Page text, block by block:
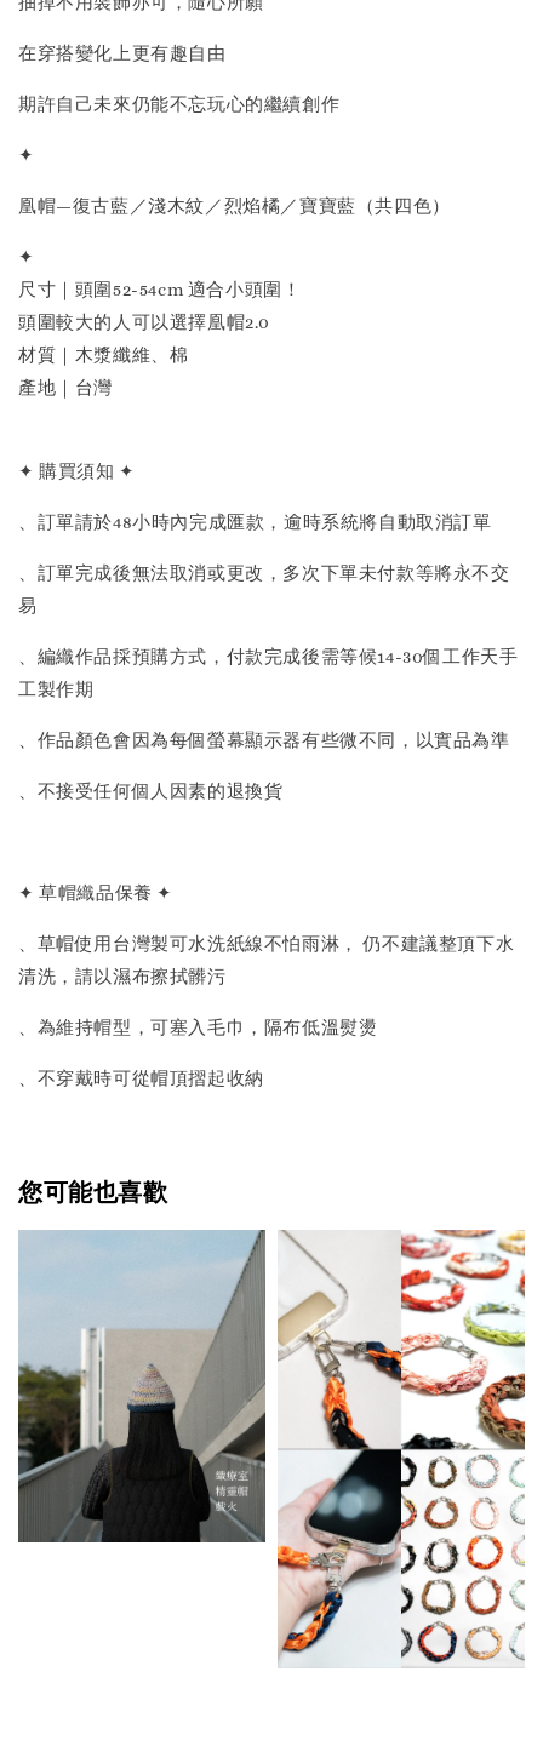
在穿搭變化上更有趣自由
期許自己未來仍能不忘玩心的繼續創作
✦
凰帽—復古藍／淺木紋／烈焰橘／寶寶藍（共四色）
✦
尺寸｜頭圍52-54cm 適合小頭圍！
頭圍較大的人可以選擇凰帽2.0
材質｜木漿纖維、棉
產地｜台灣
✦ 購買須知 ✦
、訂單請於48小時內完成匯款，逾時系統將自動取消訂單
、訂單完成後無法取消或更改，多次下單未付款等將永不交
易
、編織作品採預購方式，付款完成後需等候14-30個工作天手
工製作期
、作品顏色會因為每個螢幕顯示器有些微不同，以實品為準
、不接受任何個人因素的退換貨
✦ 草帽織品保養 ✦
、草帽使用台灣製可水洗紙線不怕雨淋， 仍不建議整頂下水
清洗，請以濕布擦拭髒污
、為維持帽型，可塞入毛巾，隔布低溫熨燙
、不穿戴時可從帽頂摺起收納
您可能也喜歡